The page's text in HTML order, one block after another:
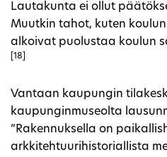
Lautakunta ei ollut
Muutkin tahot, kuten
alkoivat puolustaa koulun
[18]
Vantaan kaupungin
kaupunginmuseolta
”Rakennuksella on
arkkitehtuurihistoriallista